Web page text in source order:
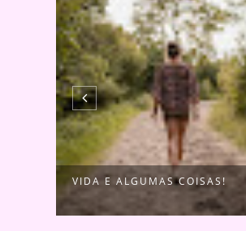
VIDA E ALGUMAS COISAS!